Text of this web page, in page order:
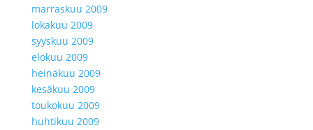
marraskuu 2009
lokakuu 2009
syyskuu 2009
elokuu 2009
heinäkuu 2009
kesäkuu 2009
toukokuu 2009
huhtikuu 2009